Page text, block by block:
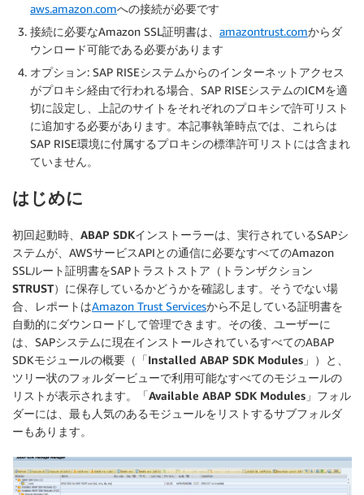
aws.amazon.comへの接続が必要です
接続に必要なAmazon SSL証明書は、 amazontrust.comからダ
ウンロード可能である必要があります
オプション: SAP RISEシステムからのインターネットアクセス
がプロキシ経由で行われる場合、SAP RISEシステムのICMを適
切に設定し、上記のサイトをそれぞれのプロキシで許可リスト
に追加する必要があります。本記事執筆時点では、これらは
SAP RISE環境に付属するプロキシの標準許可リストには含まれ
ていません。
はじめに
初回起動時、 ABAP SDKインストーラーは、実行されているSAPシ
ステムが、AWSサービスAPIとの通信に必要なすべてのAmazon
SSLルート証明書をSAPトラストストア（トランザクション
STRUST）に保存しているかどうかを確認します。そうでない場
合、レポートはAmazon Trust Servicesから不足している証明書を
自動的にダウンロードして管理できます。その後、ユーザーに
は、SAPシステムに現在インストールされているすべてのABAP
SDKモジュールの概要（「Installed ABAP SDK Modules 」）と、
ツリー状のフォルダービューで利用可能なすべてのモジュールの
リストが表示されます。「Available ABAP SDK Modules 」フォル
ダーには、 最も人気のあるモジュールをリストするサブフォルダ
ーもあります。